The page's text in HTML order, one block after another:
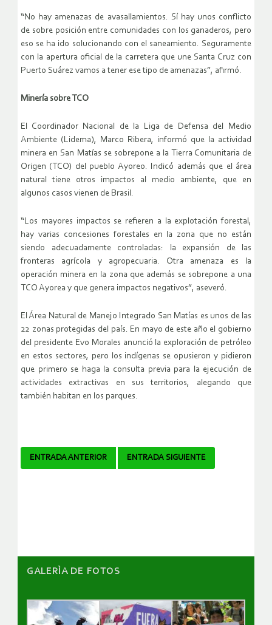
“No hay amenazas de avasallamientos. Sí hay unos conflicto
de sobre posición entre comunidades con los ganaderos, pero
eso se ha ido solucionando con el saneamiento. Seguramente
con la apertura oficial de la carretera que une Santa Cruz con
Puerto Suárez vamos a tener ese tipo de amenazas”, afirmó.
Minería sobre TCO
El Coordinador Nacional de la Liga de Defensa del Medio
Ambiente (Lidema), Marco Ribera, informó que la actividad
minera en San Matías se sobrepone a la Tierra Comunitaria de
Origen (TCO) del pueblo Ayoreo. Indicó además que el área
natural tiene otros impactos al medio ambiente, que en
algunos casos vienen de Brasil.
“Los mayores impactos se refieren a la explotación forestal,
hay varias concesiones forestales en la zona que no están
siendo adecuadamente controladas: la expansión de las
fronteras agrícola y agropecuaria. Otra amenaza es la
operación minera en la zona que además se sobrepone a una
TCO Ayorea y que genera impactos negativos”, aseveró.
El Área Natural de Manejo Integrado San Matías es unos de las
22 zonas protegidas del país. En mayo de este año el gobierno
del presidente Evo Morales anunció la exploración de petróleo
en estos sectores, pero los indígenas se opusieron y pidieron
que primero se haga la consulta previa para la ejecución de
actividades extractivas en sus territorios, alegando que
también habitan en los parques.
Navegador
ENTRADA ANTERIOR ENTRADA SIGUIENTE
GALERÌA DE FOTOS